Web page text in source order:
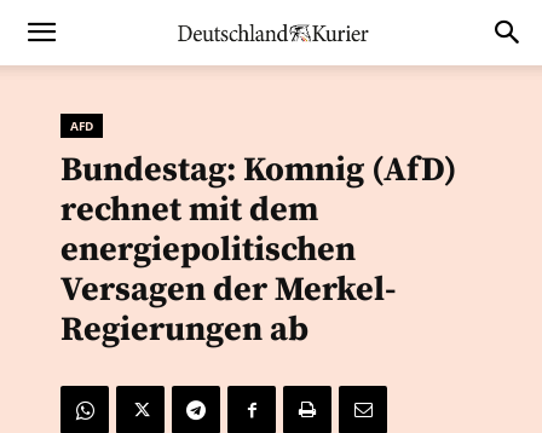
AFD
Bundestag: Komnig (AfD)
rechnet mit dem
energiepolitischen
Versagen der Merkel-
Regierungen ab